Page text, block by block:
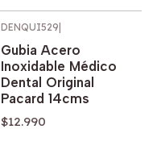
DENQUI529
Gubia Acero
Inoxidable Médico
Dental Original
Pacard 14cms
$12.990